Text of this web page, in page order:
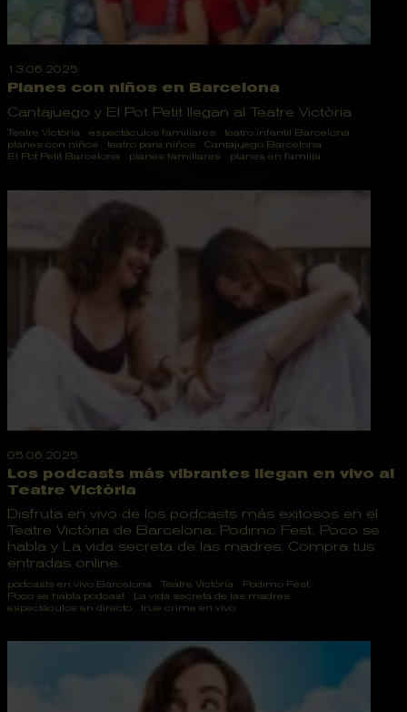
13.06.2025
Planes con niños en Barcelona
Cantajuego y El Pot Petit llegan al Teatre Victòria
Teatre Victòria espectáculos familiares
teatro infantil Barcelona
planes con niños
teatro para niños
Cantajuego Barcelona
El Pot Petit Barcelona
planes familiares planes en familia
05.06.2025
Los podcasts más vibrantes llegan en vivo al
Teatre Victòria
Disfruta en vivo de los podcasts más exitosos en el
Teatre Victòria de Barcelona: Podimo Fest, Poco se
habla y La vida secreta de las madres. Compra tus
entradas online.
podcasts en vivo Barcelona Teatre Victòria
Podimo Fest
Poco se habla podcast
La vida secreta de las madres
espectáculos en directo
true crime en vivo